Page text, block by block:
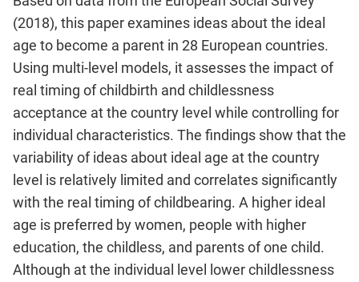
(2018), this paper examines ideas about the ideal
age to become a parent in 28 European countries.
Using multi-level models, it assesses the impact of
real timing of childbirth and childlessness
acceptance at the country level while controlling for
individual characteristics. The findings show that the
variability of ideas about ideal age at the country
level is relatively limited and correlates significantly
with the real timing of childbearing. A higher ideal
age is preferred by women, people with higher
education, the childless, and parents of one child.
Although at the individual level lower childlessness